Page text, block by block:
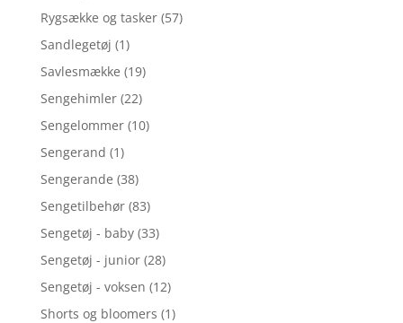
Rygsække og tasker (57)
Sandlegetøj (1)
Savlesmække (19)
Sengehimler (22)
Sengelommer (10)
Sengerand (1)
Sengerande (38)
Sengetilbehør (83)
Sengetøj - baby (33)
Sengetøj - junior (28)
Sengetøj - voksen (12)
Shorts og bloomers (1)